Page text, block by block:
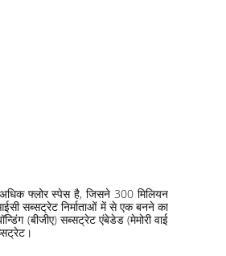
फ्लोर स्पेस है, जिसने 300 मिलियन
सब्सट्रेट निर्माताओं में से एक बनने का
(बीजीए) सब्सट्रेट एंबेडेड (मेमोरी वाई